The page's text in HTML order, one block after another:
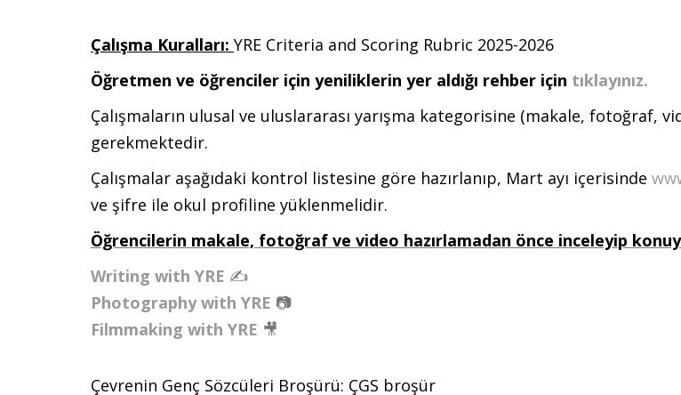
Çalışma Kuralları: YRE Criteria and Scoring Rubric 2025-2026
Öğretmen ve öğrenciler için yeniliklerin yer aldığı rehber için tıklayınız.
Çalışmaların ulusal ve uluslararası yarışma kategorisine (makale, fotoğraf,
gerekmektedir.
Çalışmalar aşağıdaki kontrol listesine göre hazırlanıp, Mart ayı içerisinde
ve şifre ile okul profiline yüklenmelidir.
Öğrencilerin makale, fotoğraf ve video hazırlamadan önce inceleyip
Writing with YRE ✍️
Photography with YRE 📷
Filmmaking with YRE 🎥
Çevrenin Genç Sözcüleri Broşürü: ÇGS broşür